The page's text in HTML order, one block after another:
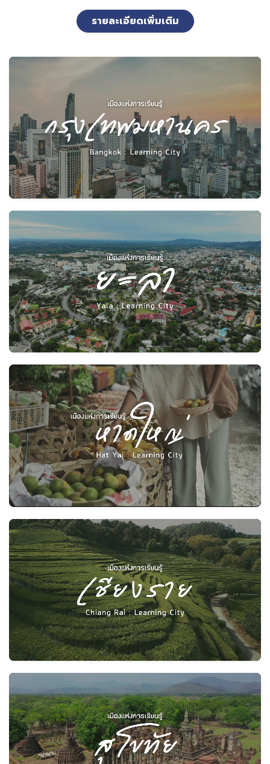
รายละเอียดเพิ่มเติม